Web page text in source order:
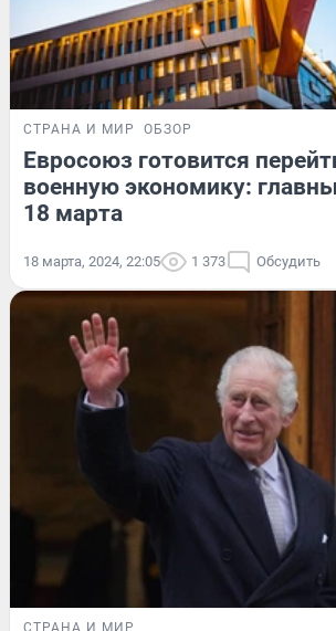
СТРАНА И МИР ОБЗОР
Евросоюз готовится
военную экономику:
18 марта
18 марта, 2024, 22:05 1 373 Обсудить
СТРАНА И МИР